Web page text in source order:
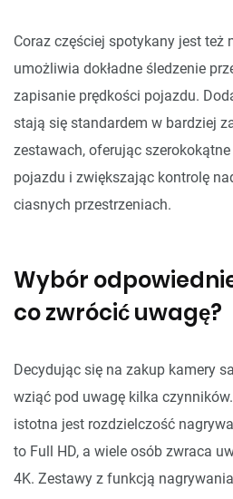
Coraz częściej spotykany jest też
umożliwia dokładne śledzenie
zapisanie prędkości pojazdu.
stają się standardem w bardziej
zestawach, oferując szerokokątne
pojazdu i zwiększając kontrolę
ciasnych przestrzeniach.
Wybór
co zwrócić uwagę?
Decydując się na zakup kamery
wziąć pod uwagę kilka
istotna jest rozdzielczość
to Full HD, a wiele osób zwraca
4K. Zestawy z funkcją